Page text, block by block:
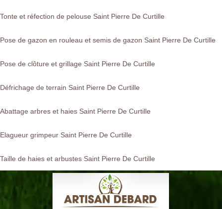
Tonte et réfection de pelouse Saint Pierre De Curtille
Pose de gazon en rouleau et semis de gazon Saint Pierre De Curtille
Pose de clôture et grillage Saint Pierre De Curtille
Défrichage de terrain Saint Pierre De Curtille
Abattage arbres et haies Saint Pierre De Curtille
Elagueur grimpeur Saint Pierre De Curtille
Taille de haies et arbustes Saint Pierre De Curtille